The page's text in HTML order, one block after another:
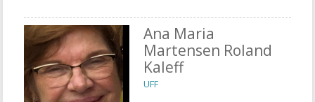
Ana Maria
Martensen Roland
Kaleff
UFF